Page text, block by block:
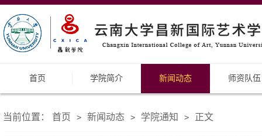
首页 学院简介 新闻动态 师资队伍
当前位置： 首页 > 新闻动态 > 学院通知 > 正文